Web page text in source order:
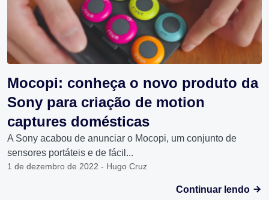
Mocopi: conheça o novo produto da
Sony para criação de motion
captures domésticas
A Sony acabou de anunciar o Mocopi, um conjunto de
sensores portáteis e de fácil...
1 de dezembro de 2022 - Hugo Cruz
Continuar lendo